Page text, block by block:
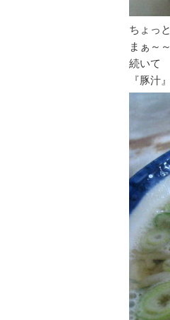
ちょっ
まぁ～
続いて
『豚汁